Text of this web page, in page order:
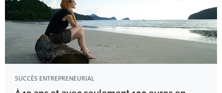
SUCCÈS ENTREPRENEURIAL